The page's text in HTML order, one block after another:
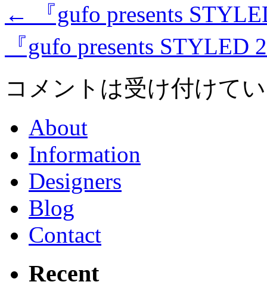
←
『gufo presents
『gufo presents STYLED
コメントは受け付けて
About
Information
Designers
Blog
Contact
Recent